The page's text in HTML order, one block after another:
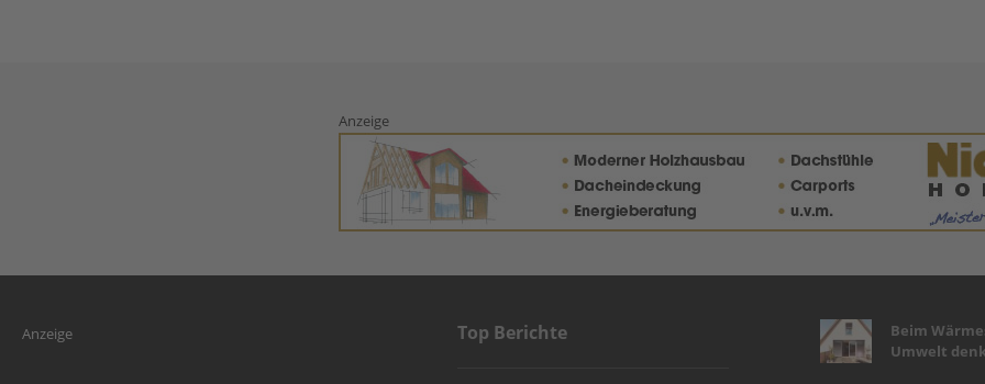
Anzeige
Anzeige Top Berichte
Beim
Umwelt